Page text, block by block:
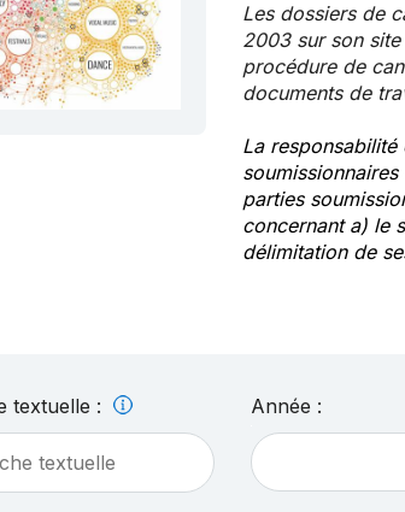
Les dossiers de
2003 sur son
procédure de
documents de
La
parties
concernant a) le
délimitation de
textuelle : Année :